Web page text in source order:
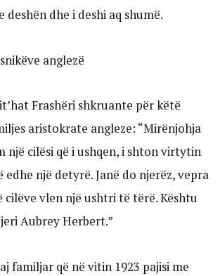
deshën dhe i deshi aq shumë.
anglezë
Frashëri shkruante për këtë
aristokrate angleze: “Mirënjohja
një cilësi që i ushqen, i shton virtytin
edhe një detyrë. Janë do njerëz, vepra
cilëve vlen një ushtri të tërë. Kështu
Aubrey Herbert.”
familjar që në vitin 1923 pajisi me